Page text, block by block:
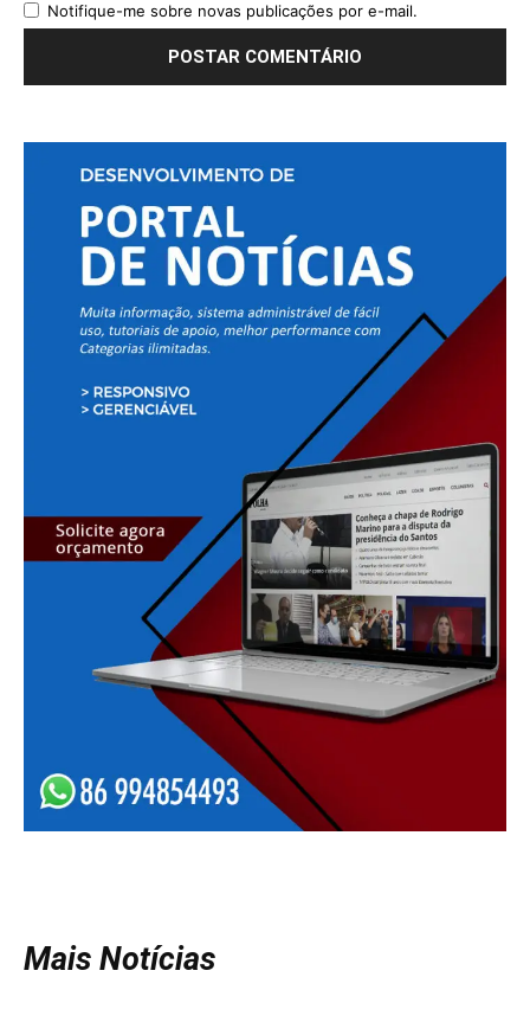
Notifique-me sobre novas publicações por e-mail.
Mais Notícias